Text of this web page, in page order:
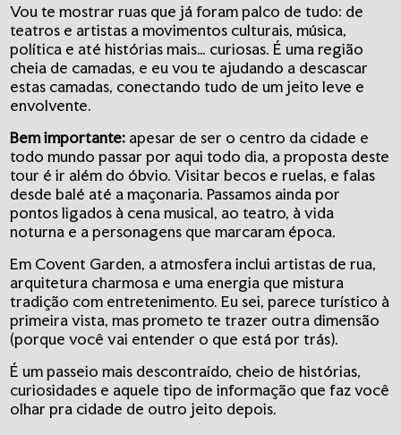
Vou te mostrar ruas que já foram palco de tudo: de
teatros e artistas a movimentos culturais, música,
política e até histórias mais… curiosas. É uma região
cheia de camadas, e eu vou te ajudando a descascar
estas camadas, conectando tudo de um jeito leve e
envolvente.
Bem importante: apesar de ser o centro da cidade e
todo mundo passar por aqui todo dia, a proposta deste
tour é ir além do óbvio. Visitar becos e ruelas, e falas
desde balé até a maçonaria. Passamos ainda por
pontos ligados à cena musical, ao teatro, à vida
noturna e a personagens que marcaram época.
Em Covent Garden, a atmosfera inclui artistas de rua,
arquitetura charmosa e uma energia que mistura
tradição com entretenimento. Eu sei, parece turístico à
primeira vista, mas prometo te trazer outra dimensão
(porque você vai entender o que está por trás).
É um passeio mais descontraído, cheio de histórias,
curiosidades e aquele tipo de informação que faz você
olhar pra cidade de outro jeito depois.